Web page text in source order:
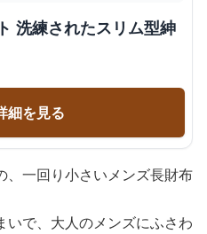
洗練されたスリム型紳
細を見る
、一回り小さいメンズ長財布
いで、大人のメンズにふさわ